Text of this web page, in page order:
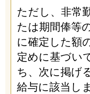
ただし、非常
たは期間俸等
に確定した額
定めに基づい
ち、次に掲げ
給与に該当し